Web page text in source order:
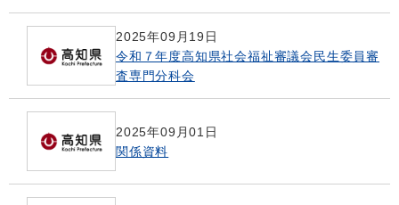
2025年09月19日
令和７年度高知県社会福祉審議会民生委員審
査専門分科会
2025年09月01日
関係資料